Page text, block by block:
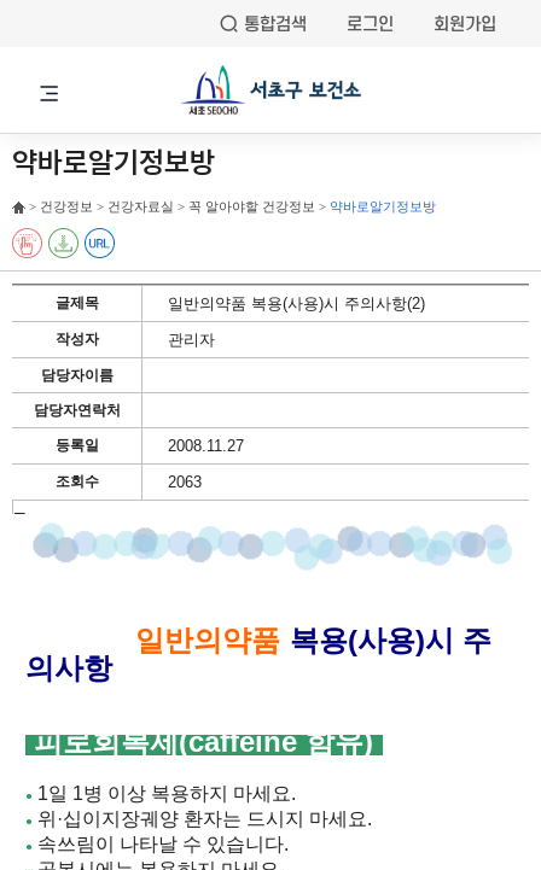
통합검색 로그인 회원가입
약바로알기정보방
> 건강정보 > 건강자료실 > 꼭 알아야할 건강정보 > 약바로알기정보방
글제목 일반의약품 복용(사용)시 주의사항(2)
작성자 관리자
담당자이름
담당자연락처
등록일 2008.11.27
조회수 2063
글
일반의약품 복용(사용)시 주
의사항
피로회복제(caffeine 함유)
● 1일 1병 이상 복용하지 마세요.
● 위·십이지장궤양 환자는 드시지 마세요.
● 속쓰림이 나타날 수 있습니다.